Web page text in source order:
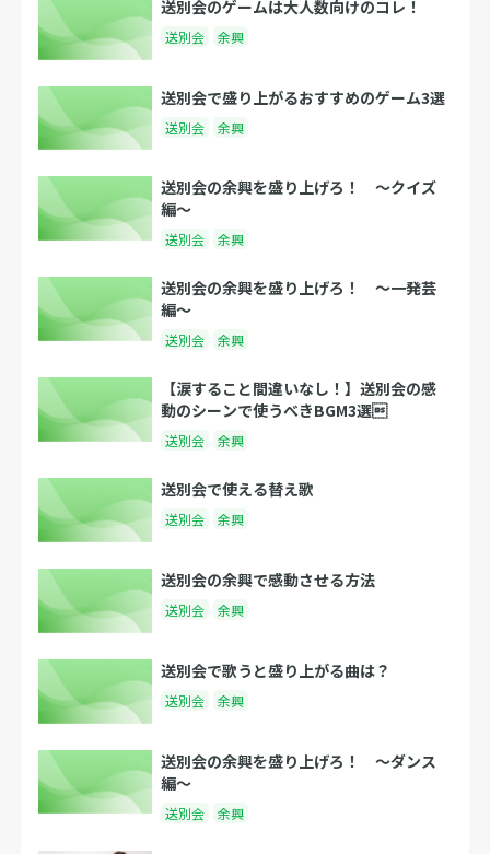
送別会のゲームは大人数向けのコレ！
送別会 余興
送別会で盛り上がるおすすめのゲーム3選
送別会 余興
送別会の余興を盛り上げろ！ 〜クイズ
編〜
送別会 余興
送別会の余興を盛り上げろ！ 〜一発芸
編〜
送別会 余興
【涙すること間違いなし！】送別会の感
動のシーンで使うべきBGM3選
送別会 余興
送別会で使える替え歌
送別会 余興
送別会の余興で感動させる方法
送別会 余興
送別会で歌うと盛り上がる曲は？
送別会 余興
送別会の余興を盛り上げろ！ 〜ダンス
編〜
送別会 余興